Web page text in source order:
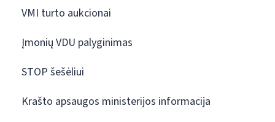
VMI turto aukcionai
Įmonių VDU palyginimas
STOP šešėliui
Krašto apsaugos ministerijos informacija